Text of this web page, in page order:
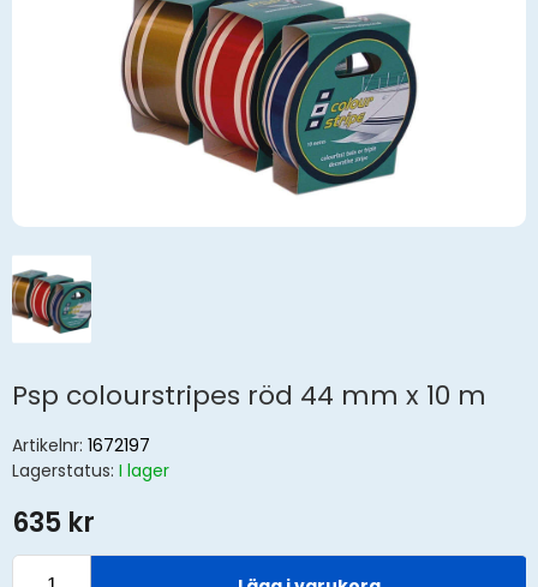
Psp colourstripes röd 44 mm x 10 m
Artikelnr: 1672197
Lagerstatus: I lager
635 kr